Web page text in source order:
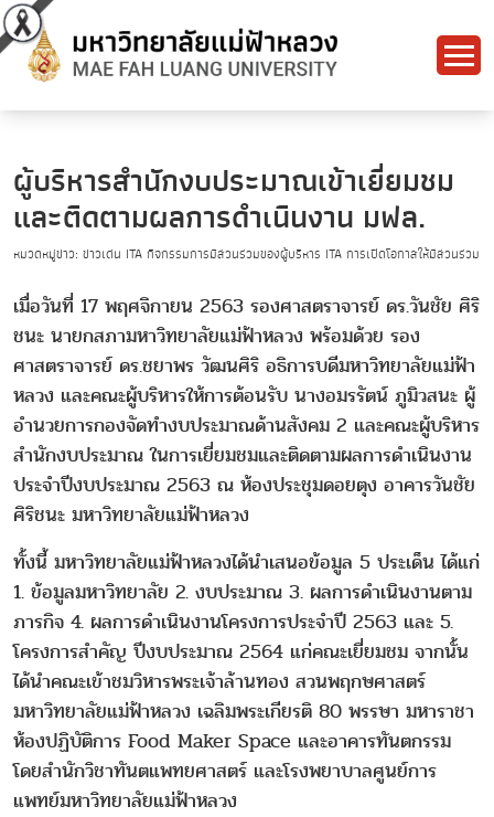
ผู้บริหารสำนักงบประมาณเข้าเยี่ยมชม
และติดตามผลการดำเนินงาน มฟล.
หมวดหมู่ข่าว: ข่าวเด่น ITA กิจกรรมการมีส่วนร่วมของผู้บริหาร ITA การเปิดโอกาสให้มีส่วนร่วม
เมื่อวันที่ 17 พฤศจิกายน 2563 รองศาสตราจารย์ ดร.วันชัย ศิริ
ชนะ นายกสภามหาวิทยาลัยแม่ฟ้าหลวง พร้อมด้วย รอง
ศาสตราจารย์ ดร.ชยาพร วัฒนศิริ อธิการบดีมหาวิทยาลัยแม่ฟ้า
หลวง และคณะผู้บริหารให้การต้อนรับ นางอมรรัตน์ ภูมิวสนะ ผู้
อำนวยการกองจัดทำงบประมาณด้านสังคม 2 และคณะผู้บริหาร
สำนักงบประมาณ ในการเยี่ยมชมและติดตามผลการดำเนินงาน
ประจำปีงบประมาณ 2563 ณ ห้องประชุมดอยตุง อาคารวันชัย
ศิริชนะ มหาวิทยาลัยแม่ฟ้าหลวง
ทั้งนี้ มหาวิทยาลัยแม่ฟ้าหลวงได้นำเสนอข้อมูล 5 ประเด็น ได้แก่
1. ข้อมูลมหาวิทยาลัย 2. งบประมาณ 3. ผลการดำเนินงานตาม
ภารกิจ 4. ผลการดำเนินงานโครงการประจำปี 2563 และ 5.
โครงการสำคัญ ปีงบประมาณ 2564 แก่คณะเยี่ยมชม จากนั้น
ได้นำคณะเข้าชมวิหารพระเจ้าล้านทอง สวนพฤกษศาสตร์
มหาวิทยาลัยแม่ฟ้าหลวง เฉลิมพระเกียรติ 80 พรรษา มหาราชา
ห้องปฏิบัติการ Food Maker Space และอาคารทันตกรรม
โดยสำนักวิชาทันตแพทยศาสตร์ และโรงพยาบาลศูนย์การ
แพทย์มหาวิทยาลัยแม่ฟ้าหลวง